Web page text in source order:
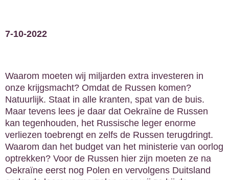
7-10-2022
Waarom moeten wij miljarden extra investeren in
onze krijgsmacht? Omdat de Russen komen?
Natuurlijk. Staat in alle kranten, spat van de buis.
Maar tevens lees je daar dat Oekraïne de Russen
kan tegenhouden, het Russische leger enorme
verliezen toebrengt en zelfs de Russen terugdringt.
Waarom dan het budget van het ministerie van oorlog
optrekken? Voor de Russen hier zijn moeten ze na
Oekraïne eerst nog Polen en vervolgens Duitsland